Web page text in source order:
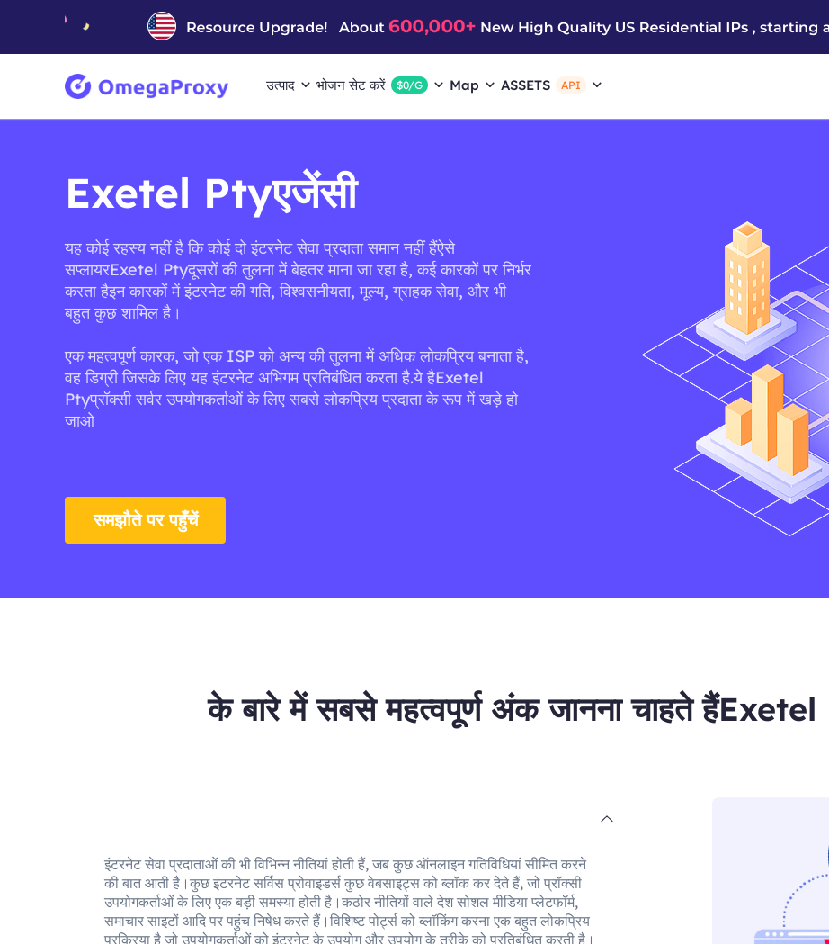
उत्पाद भोजन सेट करें $0/G Map ASSETS API
Exetel Ptyएजेंसी
यह कोई रहस्य नहीं है कि कोई दो इंटरनेट सेवा प्रदाता समान नहीं हैंऐसे
सप्लायरExetel Ptyदूसरों की तुलना में बेहतर माना जा रहा है, कई कारकों पर निर्भर
करता हैइन कारकों में इंटरनेट की गति, विश्वसनीयता, मूल्य, ग्राहक सेवा, और भी
बहुत कुछ शामिल है।
एक महत्वपूर्ण कारक, जो एक ISP को अन्य की तुलना में अधिक लोकप्रिय बनाता है,
वह डिग्री जिसके लिए यह इंटरनेट अभिगम प्रतिबंधित करता है.ये हैExetel
Ptyप्रॉक्सी सर्वर उपयोगकर्ताओं के लिए सबसे लोकप्रिय प्रदाता के रूप में खड़े हो
जाओ
समझौते पर पहुँचें
के बारे में सबसे महत्वपूर्ण अंक जानना चाहते
इंटरनेट सेवा प्रदाताओं की भी विभिन्न नीतियां होती हैं, जब कुछ ऑनलाइन गतिविधियां सीमित करने
की बात आती है।कुछ इंटरनेट सर्विस प्रोवाइडर्स कुछ वेबसाइट्स को ब्लॉक कर देते हैं, जो प्रॉक्सी
उपयोगकर्ताओं के लिए एक बड़ी समस्या होती है।कठोर नीतियों वाले देश सोशल मीडिया प्लेटफॉर्म,
समाचार साइटों आदि पर पहुंच निषेध करते हैं।विशिष्ट पोर्ट्स को ब्लॉकिंग करना एक बहुत लोकप्रिय
प्रक्रिया है जो उपयोगकर्ताओं को इंटरनेट के उपयोग और उपयोग के तरीके को प्रतिबंधित करती है।